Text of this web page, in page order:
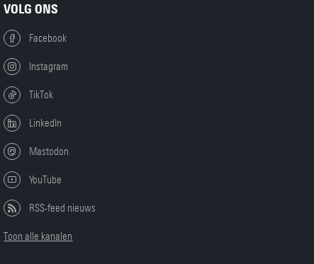
VOLG ONS
Facebook
Instagram
TikTok
LinkedIn
Mastodon
YouTube
RSS-feed nieuws
Toon alle kanalen